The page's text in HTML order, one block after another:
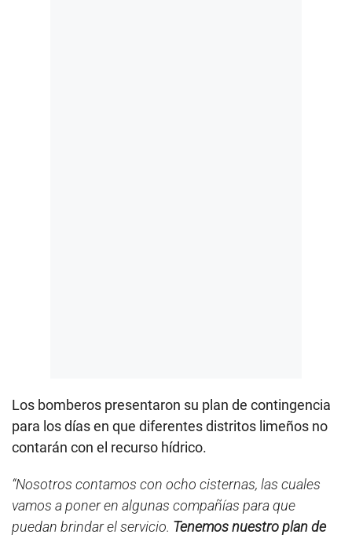
Los bomberos presentaron su plan de contingencia
para los días en que diferentes distritos limeños no
contarán con el recurso hídrico.
“Nosotros contamos con ocho cisternas, las cuales
vamos a poner en algunas compañías para que
puedan brindar el servicio. Tenemos nuestro plan de